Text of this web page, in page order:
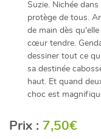
Suzie. Nichée
protège de tous.
de main dès
cœur tendre.
dessiner tout ce
sa destinée
haut. Et quand
choc est
Prix : 7,50€